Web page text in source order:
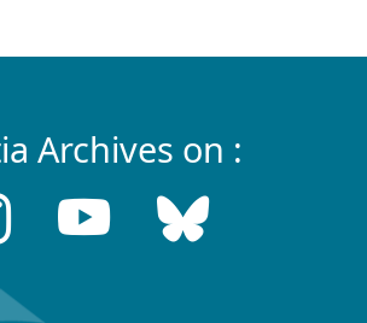
Archives on :